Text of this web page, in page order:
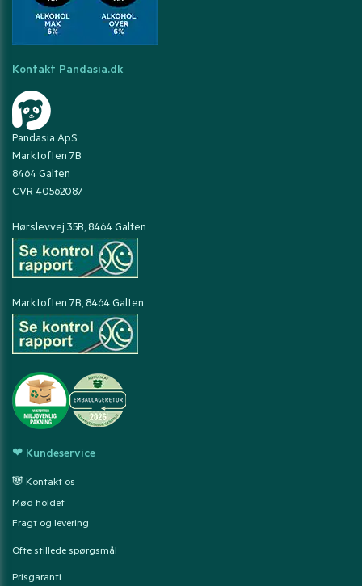
Kontakt Pandasia.dk
Pandasia ApS
Marktoften 7B
8464 Galten
CVR 40562087
Hørslevvej 35B, 8464 Galten
Marktoften 7B, 8464 Galten
❤ Kundeservice
🐼 Kontakt os
Mød holdet
Fragt og levering
Ofte stillede spørgsmål
Prisgaranti